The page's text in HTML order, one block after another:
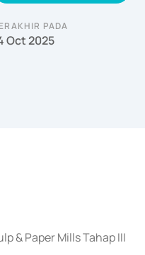
PADA
Oct 2025
& Paper Mills Tahap III